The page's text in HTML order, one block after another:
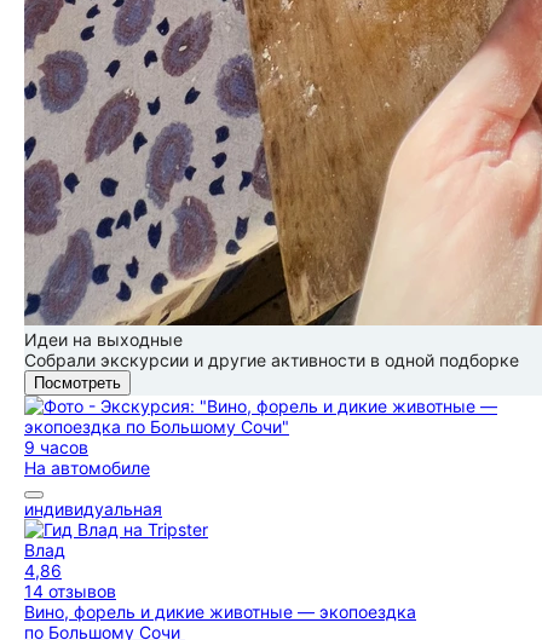
Идеи на выходные
Собрали экскурсии и другие активности в одной подборке
Посмотреть
9 часов
На автомобиле
индивидуальная
Влад
4,86
14 отзывов
Вино, форель и дикие животные — экопоездка
по Большому Сочи